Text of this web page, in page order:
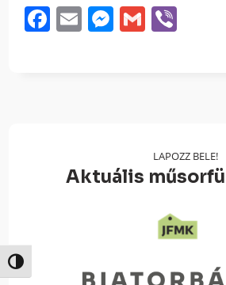
Nagy kontraszt váltása
Facebook
EmailMessenger
Gmail
LAPOZZ BELE!
Aktuális